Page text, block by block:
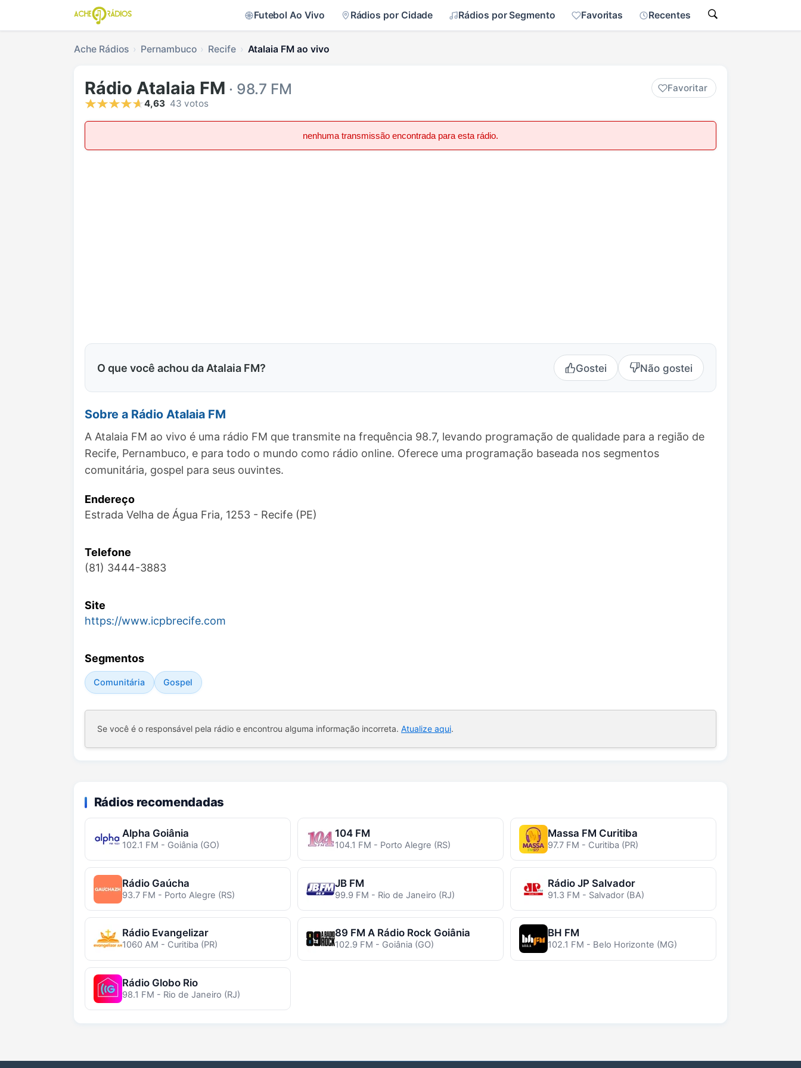
Futebol Ao Vivo Rádios por Cidade Rádios por Segmento Favoritas Recentes
Ache Rádios Pernambuco Recife Atalaia FM ao vivo
Rádio Atalaia FM · 98.7 FM
Favoritar
4,63 43 votos
nenhuma transmissão encontrada para esta rádio.
O que você achou da Atalaia FM? Gostei Não gostei
Sobre a Rádio Atalaia FM
A Atalaia FM ao vivo é uma rádio FM que transmite na frequência 98.7, levando programação de qualidade para a região de
Recife, Pernambuco, e para todo o mundo como rádio online. Oferece uma programação baseada nos segmentos
comunitária, gospel para seus ouvintes.
Endereço
Estrada Velha de Água Fria, 1253 - Recife (PE)
Telefone
(81) 3444-3883
Site
https://www.icpbrecife.com
Segmentos
Comunitária Gospel
Se você é o responsável pela rádio e encontrou alguma informação incorreta. Atualize aqui.
Rádios recomendadas
Alpha Goiânia
102.1 FM - Goiânia (GO)
104 FM
104.1 FM - Porto Alegre (RS)
Massa FM Curitiba
97.7 FM - Curitiba (PR)
Rádio Gaúcha
93.7 FM - Porto Alegre (RS)
JB FM
99.9 FM - Rio de Janeiro (RJ)
Rádio JP Salvador
91.3 FM - Salvador (BA)
Rádio Evangelizar
1060 AM - Curitiba (PR)
89 FM A Rádio Rock Goiânia
102.9 FM - Goiânia (GO)
BH FM
102.1 FM - Belo Horizonte (MG)
Rádio Globo Rio
98.1 FM - Rio de Janeiro (RJ)